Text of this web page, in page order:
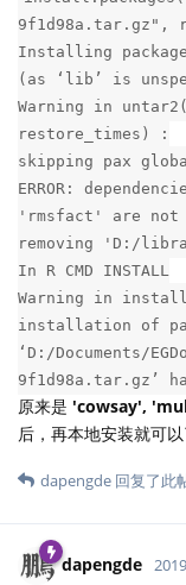
9f1d98a.tar.gz",
Installing
(as ‘lib’ is
Warning in
restore_times) :
skipping pax
ERROR:
'rmsfact' are not
removing 'D:/
In R CMD INSTALL
Warning in
installation of
‘D:/Documents/
9f1d98a.tar.gz’
原来是 'cowsay',
后，再本地安装就可以
dapengde 回复了此
dapengde